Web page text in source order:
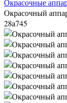
Окрасочные
Окрасочный
28a745